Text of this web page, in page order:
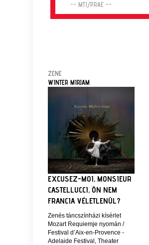
-- MTI/PRAE --
ZENE
WINTER MIRJAM
EXCUSEZ-MOI, MONSIEUR
CASTELLUCCI, ÖN NEM
FRANCIA VÉLETLENÜL?
Zenés táncszínházi kísérlet
Mozart Requiemje nyomán /
Festival d’Aix-en-Provence -
Adelaide Festival, Theater